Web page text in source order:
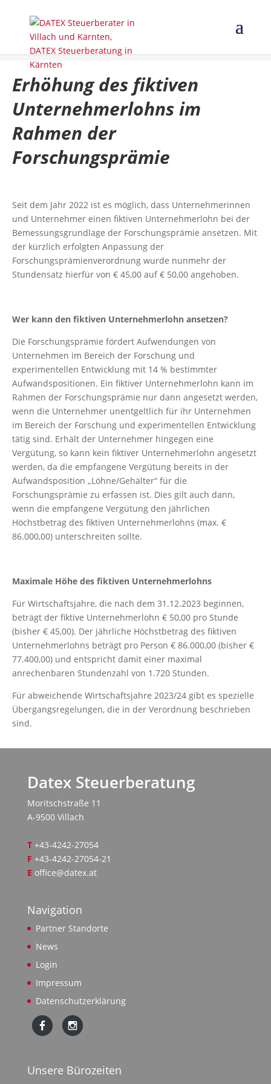
Erhöhung des fiktiven
Unternehmerlohns im
Rahmen der
Forschungsprämie
Seit dem Jahr 2022 ist es möglich, dass Unternehmerinnen
und Unternehmer einen fiktiven Unternehmerlohn bei der
Bemessungsgrundlage der Forschungsprämie ansetzen. Mit
der kürzlich erfolgten Anpassung der
Forschungsprämienverordnung wurde nunmehr der
Stundensatz hierfür von € 45,00 auf € 50,00 angehoben.
Wer kann den fiktiven Unternehmerlohn ansetzen?
Die Forschungsprämie fördert Aufwendungen von
Unternehmen im Bereich der Forschung und
experimentellen Entwicklung mit 14 % bestimmter
Aufwandspositionen. Ein fiktiver Unternehmerlohn kann im
Rahmen der Forschungsprämie nur dann angesetzt werden,
wenn die Unternehmer unentgeltlich für ihr Unternehmen
im Bereich der Forschung und experimentellen Entwicklung
tätig sind. Erhält der Unternehmer hingegen eine
Vergütung, so kann kein fiktiver Unternehmerlohn angesetzt
werden, da die empfangene Vergütung bereits in der
Aufwandsposition „Löhne/Gehälter“ für die
Forschungsprämie zu erfassen ist. Dies gilt auch dann,
wenn die empfangene Vergütung den jährlichen
Höchstbetrag des fiktiven Unternehmerlohns (max. €
86.000,00) unterschreiten sollte.
Maximale Höhe des fiktiven Unternehmerlohns
Für Wirtschaftsjahre, die nach dem 31.12.2023 beginnen,
beträgt der fiktive Unternehmerlohn € 50,00 pro Stunde
(bisher € 45,00). Der jährliche Höchstbetrag des fiktiven
Unternehmerlohns beträgt pro Person € 86.000,00 (bisher €
77.400,00) und entspricht damit einer maximal
anrechenbaren Stundenzahl von 1.720 Stunden.
Für abweichende Wirtschaftsjahre 2023/24 gibt es spezielle
Übergangsregelungen, die in der Verordnung beschrieben
sind.
Datex Steuerberatung
Moritschstraße 11
A-9500 Villach
T+43-4242-27054
F +43-4242-27054-21
E office@datex.at
Navigation
Partner Standorte
News
Login
Impressum
Datenschutzerklärung
Unsere Bürozeiten